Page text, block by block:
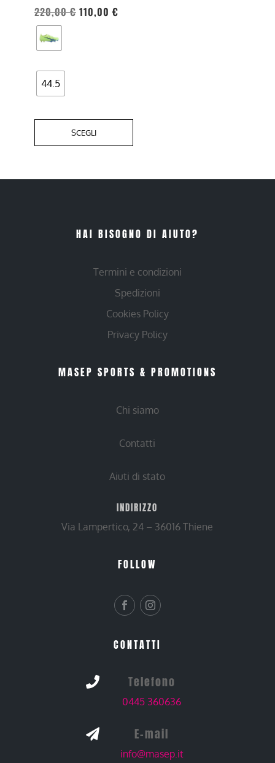
220,00€ 110,00 €
44.5
SCEGLI
essere
scelte
nella
del
prodotto
HAI BISOGNO DI AIUTO?
Termini e condizioni
Spedizioni
Cookies Policy
Privacy Policy
MASEP SPORTS & PROMOTIONS
Chi siamo
Contatti
Aiuti di stato
INDIRIZZO
Via Lampertico, 24 – 36016 Thiene
FOLLOW
CONTATTI
 Telefono
0445 360636
 E-mail
info@masep.it